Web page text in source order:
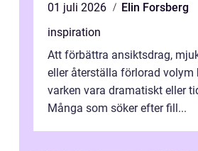
01 juli 2026
Elin Forsberg
inspiration
Att förbättra ansiktsdrag,
eller återställa förlorad volym
varken vara dramatiskt eller
Många som söker efter fill...